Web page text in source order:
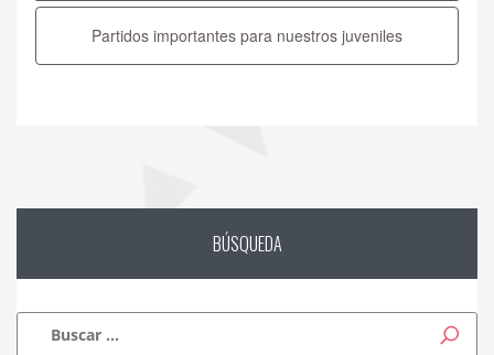
Partidos importantes para nuestros juveniles
BÚSQUEDA